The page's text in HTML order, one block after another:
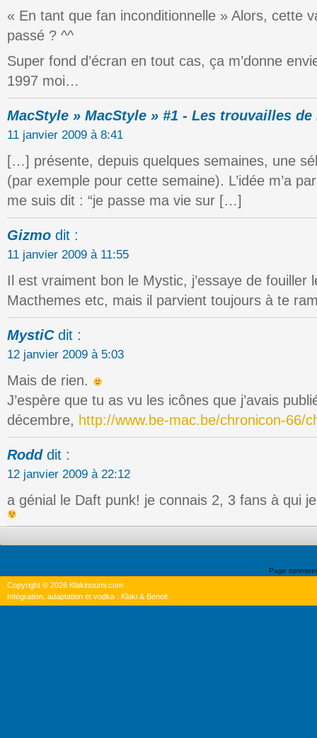
« En tant que fan inconditionnelle » Alors, cette
passé ? ^^
Super fond d’écran en tout cas, ça m’donne
1997 moi…
MacStyle » MacStyle » #1 - Les trouvailles de
11 janvier 2009 à 8:41
[…] présente, depuis quelques semaines, une
(par exemple pour cette semaine). L’idée m’a
me suis dit : “je passe ma vie sur […]
Gizmo dit :
11 janvier 2009 à 11:55
Il est vraiment bon le Mystic, j’essaye de fouiller
Macthemes etc, mais il parvient toujours à te
MystiC dit :
12 janvier 2009 à 5:03
Mais de rien.
J’espère que tu as vu les icônes que j’avais
décembre, http://www.be-mac.be/chronicon-66/
Rodd dit :
12 janvier 2009 à 22:12
a génial le Daft punk! je connais 2, 3 fans à qui
Page
Copyright © 2026 Klakinoumi.com
Intégration, adaptation et vodka : Klaki & Benoit